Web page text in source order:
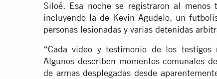
Siloé. Esa noche se registraron al
incluyendo la de Kevin Agudelo, un
personas lesionadas y varias detenidas
“Cada video y testimonio de los
Algunos describen momentos comunales
de armas desplegadas desde